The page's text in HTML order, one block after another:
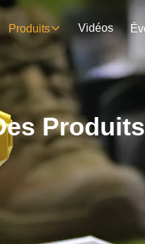
Produits Vidéos
Produits